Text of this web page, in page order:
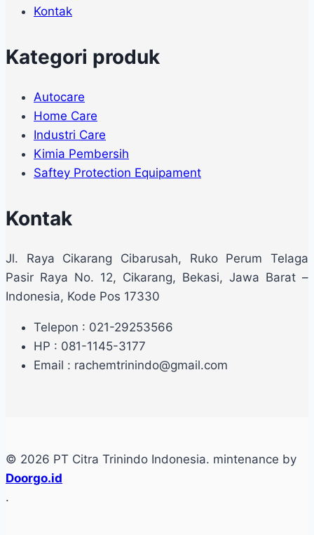
Kontak
Kategori produk
Autocare
Home Care
Industri Care
Kimia Pembersih
Saftey Protection Equipament
Kontak
Jl. Raya Cikarang Cibarusah, Ruko Perum Telaga
Pasir Raya No. 12, Cikarang, Bekasi, Jawa Barat –
Indonesia, Kode Pos 17330
Telepon : 021-29253566
HP : 081-1145-3177
Email : rachemtrinindo@gmail.com
© 2026 PT Citra Trinindo Indonesia. mintenance by
Doorgo.id
.